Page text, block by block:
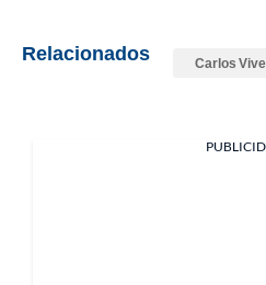
Relacionados Carlos